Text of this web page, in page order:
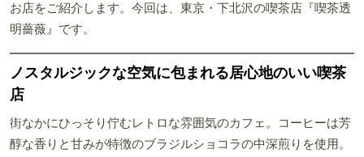
お店をご紹介します。今回は、東京・下北沢の喫茶店『喫茶透
明薔薇』です。
ノスタルジックな空気に包まれる居心地のいい喫茶
店
街なかにひっそり佇むレトロな雰囲気のカフェ。コーヒーは芳
醇な香りと甘みが特徴のブラジルショコラの中深煎りを使用。